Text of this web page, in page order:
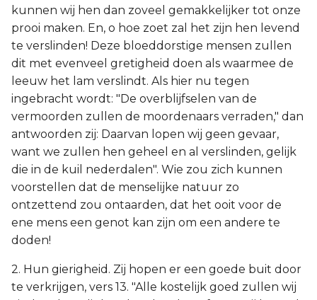
kunnen wij hen dan zoveel gemakkelijker tot onze
prooi maken. En, o hoe zoet zal het zijn hen levend
te verslinden! Deze bloeddorstige mensen zullen
dit met evenveel gretigheid doen als waarmee de
leeuw het lam verslindt. Als hier nu tegen
ingebracht wordt: "De overblijfselen van de
vermoorden zullen de moordenaars verraden," dan
antwoorden zij: Daarvan lopen wij geen gevaar,
want we zullen hen geheel en al verslinden, gelijk
die in de kuil nederdalen". Wie zou zich kunnen
voorstellen dat de menselijke natuur zo
ontzettend zou ontaarden, dat het ooit voor de
ene mens een genot kan zijn om een andere te
doden!
2. Hun gierigheid. Zij hopen er een goede buit door
te verkrijgen, vers 13. "Alle kostelijk goed zullen wij